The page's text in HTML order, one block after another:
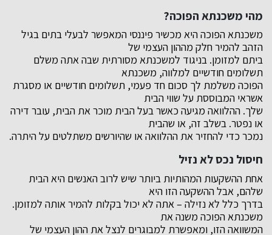
מהי משכנתא הפוכה?
משכנתא הפוכה היא מכשיר פיננסי המאפשר לבעלי בתים בגיל
הזהב להמיר חלק מההון העצמי של
ביתם למזומן. בניגוד למשכנתא מסורתית שבה אתה משלם
תשלומים חודשיים למלווה, משכנתא
הפוכה משלמת לך סכום חד פעמי, תשלומים חודשיים או מסגרת
אשראי המבוססת על שווי הבית
שלך. ההלוואה מגיעה כאשר בעל הבית מוכר את הבית, עובר דירה
או נפטר. בשלב זה, או שהבית
נמכר כדי להחזיר את ההלוואה או שהיורשים משתלטים על היתרה.
חיסול נכס לא נזיל
אחת ההשקעות המהותיות ביותר שיש לרוב האנשים היא הבית
שלהם, אבל ההשקעה הזו היא
בדרך כלל לא נזילה – אתה לא יכול בקלות להמיר אותה למזומן.
משכנתא הפוכה משנה את
המשוואה הזו, ומאפשרת למבוגרים לנצל את ההון העצמי של